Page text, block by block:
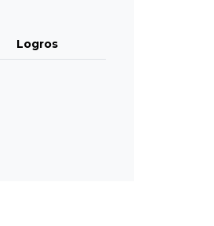
Logros